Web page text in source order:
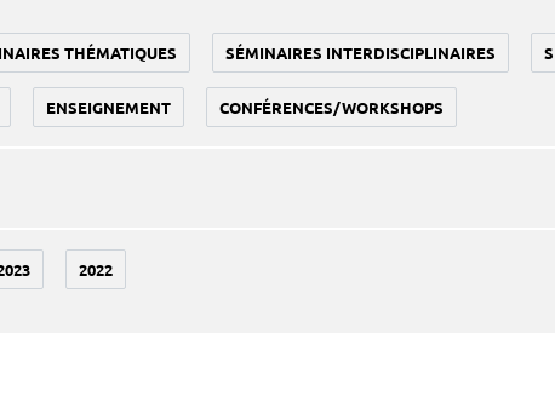
THÉMATIQUES SÉMINAIRES INTERDISCIPLINAIRES
ENSEIGNEMENT CONFÉRENCES/WORKSHOPS
2022